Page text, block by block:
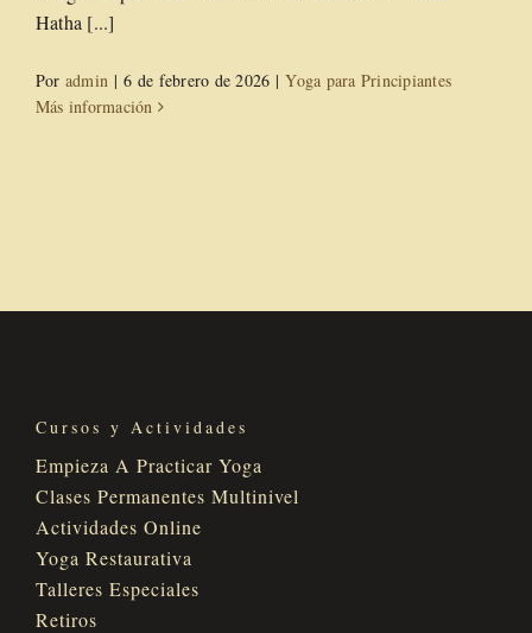
Hatha [...]
Por admin | 6 de febrero de 2026 | Yoga para Principiantes
Más información
Cursos y Actividades
Empieza A Practicar Yoga
Clases Permanentes Multinivel
Actividades Online
Yoga Restaurativa
Talleres Especiales
Retiros